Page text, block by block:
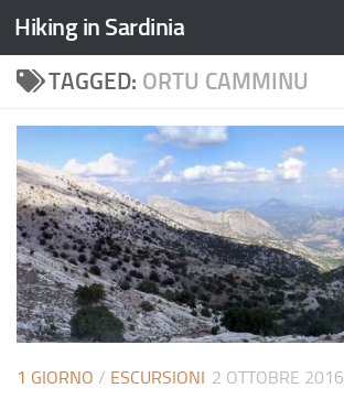
Hiking in Sardinia
TAGGED: ORTU CAMMINU
1 GIORNO / ESCURSIONI 2 OTTOBRE 2016